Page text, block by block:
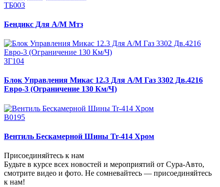
ТБ003
Бендикс Для А/М Мтз
ЗГ104
Блок Управления Микас 12.3 Для А/М Газ 3302 Дв.4216
Евро-3 (Ограничение 130 Км/Ч)
В0195
Вентиль Бескамерной Шины Tr-414 Хром
Присоединяйтесь к нам
Будьте в курсе всех новостей и мероприятий от Сура-Авто,
смотрите видео и фото. Не сомневайтесь — присоединяйтесь
к нам!